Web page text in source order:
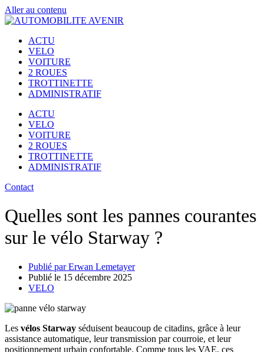
Aller au contenu
ACTU
VELO
VOITURE
2 ROUES
TROTTINETTE
ADMINISTRATIF
ACTU
VELO
VOITURE
2 ROUES
TROTTINETTE
ADMINISTRATIF
Contact
Quelles sont les pannes courantes
sur le vélo Starway ?
Publié parErwan Lemetayer
Publié le 15 décembre 2025
VELO
Les vélos Starway séduisent beaucoup de citadins, grâce à leur
assistance automatique, leur transmission par courroie, et leur
positionnement urbain confortable. Comme tous les VAE, ces